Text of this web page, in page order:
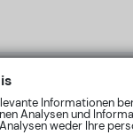
Informationen
Analysen und
weder Ihre